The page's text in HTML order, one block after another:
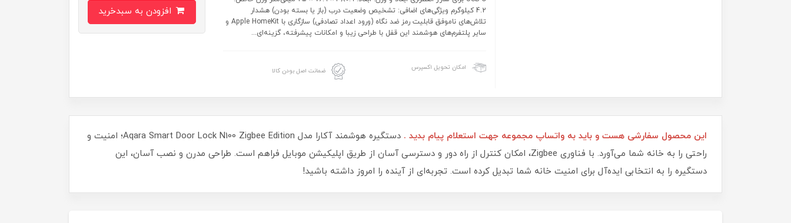
4.2 کیلوگرم ویژگی‌های اضافی: تشخیص وضعیت درب (باز یا بسته بودن) هشدار
تلاش‌های ناموفق قابلیت رمز ضد نگاه (ورود اعداد تصادفی) سازگاری با Apple HomeKit و
سایر پلتفرم‌های هوشمند این قفل با طراحی زیبا و امکانات پیشرفته، گزینه‌ای...
امکان تحویل اکسپرس ضمانت اصل بودن کالا
این محصول سفارشی هست و باید به واتساپ مجموعه جهت استعلام پیام بدید .
دستگیره هوشمند آکارا مدل Aqara Smart Door Lock N100 Zigbee Edition؛ امنیت و
راحتی را به خانه شما می‌آورد. با فناوری Zigbee، امکان کنترل از راه دور و دسترسی آسان از طریق اپلیکیشن موبایل فراهم است. طراحی مدرن و نصب آسان، این
دستگیره را به انتخابی ایده‌آل برای امنیت خانه شما تبدیل کرده است. تجربه‌ای از آینده را امروز داشته باشید!